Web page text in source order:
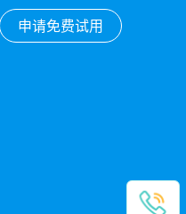
申请免费试用